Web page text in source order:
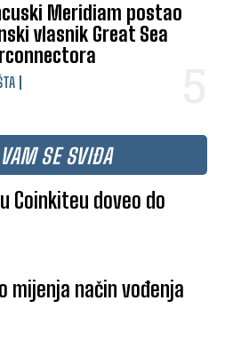
Meridiam postao
vlasnik Great Sea
SE SVIĐA
Coinkiteu doveo do
mijenja način vođenja